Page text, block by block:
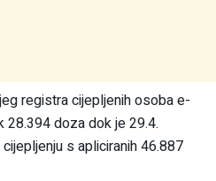
registra cijepljenih osoba e-
28.394 doza dok je 29.4.
s apliciranih 46.887